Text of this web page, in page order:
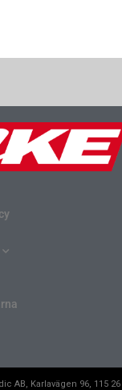
AB, Karlavägen 96, 115